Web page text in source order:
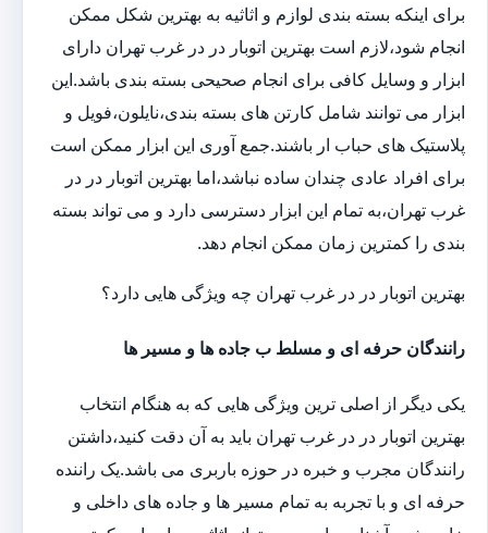
برای اینکه بسته بندی لوازم و اثاثیه به بهترین شکل ممکن
انجام شود،لازم است بهترین اتوبار در در غرب تهران دارای
ابزار و وسایل کافی برای انجام صحیحی بسته بندی باشد.این
ابزار می توانند شامل کارتن های بسته بندی،نایلون،فویل و
پلاستیک های حباب ار باشند.جمع آوری این ابزار ممکن است
برای افراد عادی چندان ساده نباشد،اما بهترین اتوبار در در
غرب تهران،به تمام این ابزار دسترسی دارد و می تواند بسته
بندی را کمترین زمان ممکن انجام دهد.
بهترین اتوبار در در غرب تهران چه ویژگی هایی دارد؟
رانندگان حرفه ای و مسلط ب جاده ها و مسیر ها
یکی دیگر از اصلی ترین ویژگی هایی که به هنگام انتخاب
بهترین اتوبار در در غرب تهران باید به آن دقت کنید،داشتن
رانندگان مجرب و خبره در حوزه باربری می باشد.یک راننده
حرفه ای و با تجربه به تمام مسیر ها و جاده های داخلی و